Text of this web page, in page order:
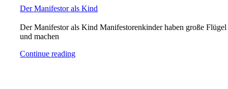
Der Manifestor als Kind
Der Manifestor als Kind Manifestorenkinder haben große Flügel
und machen
Continue reading